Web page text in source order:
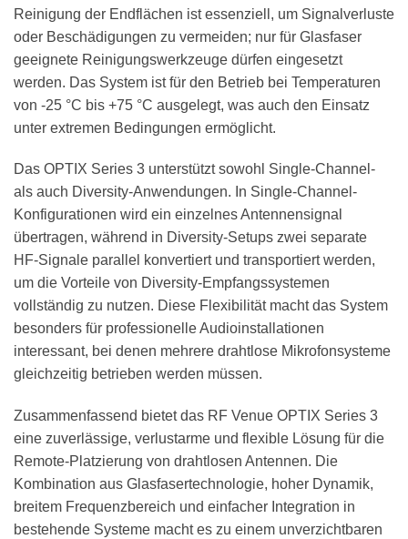
Reinigung der Endflächen ist essenziell, um Signalverluste
oder Beschädigungen zu vermeiden; nur für Glasfaser
geeignete Reinigungswerkzeuge dürfen eingesetzt
werden. Das System ist für den Betrieb bei Temperaturen
von -25 °C bis +75 °C ausgelegt, was auch den Einsatz
unter extremen Bedingungen ermöglicht.
Das OPTIX Series 3 unterstützt sowohl Single-Channel-
als auch Diversity-Anwendungen. In Single-Channel-
Konfigurationen wird ein einzelnes Antennensignal
übertragen, während in Diversity-Setups zwei separate
HF-Signale parallel konvertiert und transportiert werden,
um die Vorteile von Diversity-Empfangssystemen
vollständig zu nutzen. Diese Flexibilität macht das System
besonders für professionelle Audioinstallationen
interessant, bei denen mehrere drahtlose Mikrofonsysteme
gleichzeitig betrieben werden müssen.
Zusammenfassend bietet das RF Venue OPTIX Series 3
eine zuverlässige, verlustarme und flexible Lösung für die
Remote-Platzierung von drahtlosen Antennen. Die
Kombination aus Glasfasertechnologie, hoher Dynamik,
breitem Frequenzbereich und einfacher Integration in
bestehende Systeme macht es zu einem unverzichtbaren